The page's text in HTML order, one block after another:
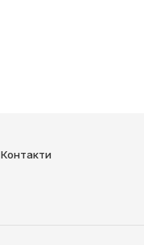
Контакти